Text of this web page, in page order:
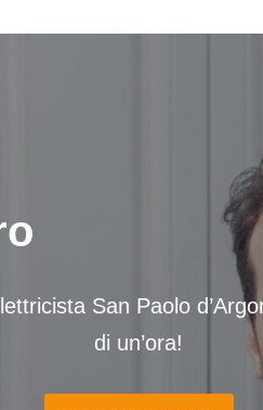
San Paolo
di un’ora!